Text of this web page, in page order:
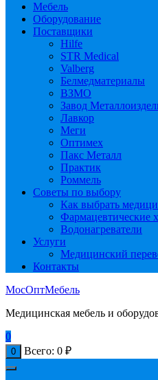
Мебель
Оборудование
Поставщики
Hilfe
STR Medical
Valberg
Белмедматериалы
ВЗМО
Завод
Лавкор
Меги
Оптимех
Пакс Металл
Практик
Роммель
Советы по выбору
Как выбрать
Фармацевтические
Водонагреватели
Услуги
Медицинский
Контакты
МосОптМебель
Медицинская мебель и
0
0 Всего: 0 ₽